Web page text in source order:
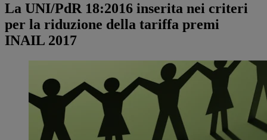
La UNI/PdR 18:2016 inserita nei criteri
per la riduzione della tariffa premi
INAIL 2017